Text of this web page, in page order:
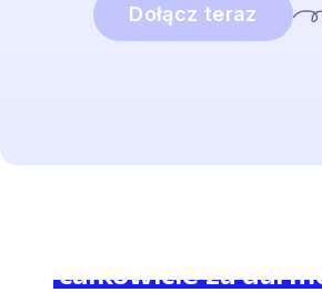
Dołącz teraz
całkowicie za